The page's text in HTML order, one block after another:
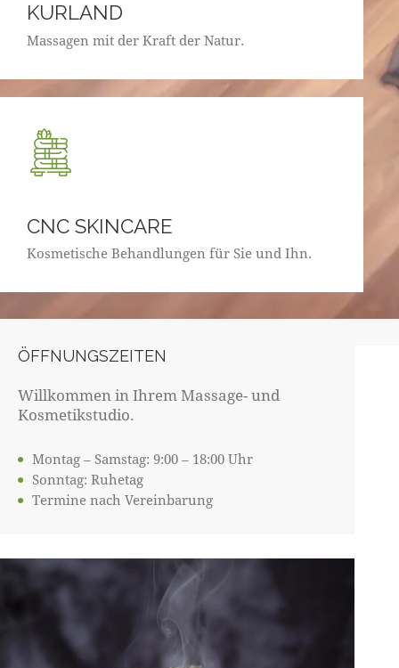
KURLAND
Massagen mit der Kraft der Natur.
CNC SKINCARE
Kosmetische Behandlungen für Sie und Ihn.
ÖFFNUNGSZEITEN
Willkommen in Ihrem Massage- und
Kosmetikstudio.
Montag – Samstag: 9:00 – 18:00 Uhr
Sonntag: Ruhetag
Termine nach Vereinbarung